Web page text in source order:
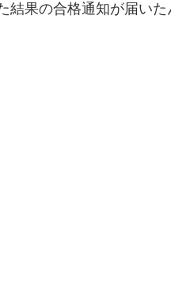
果の合格通知が届いた